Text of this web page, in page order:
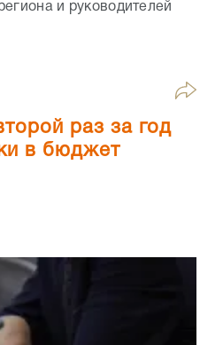
и руководителей
раз за год
в бюджет